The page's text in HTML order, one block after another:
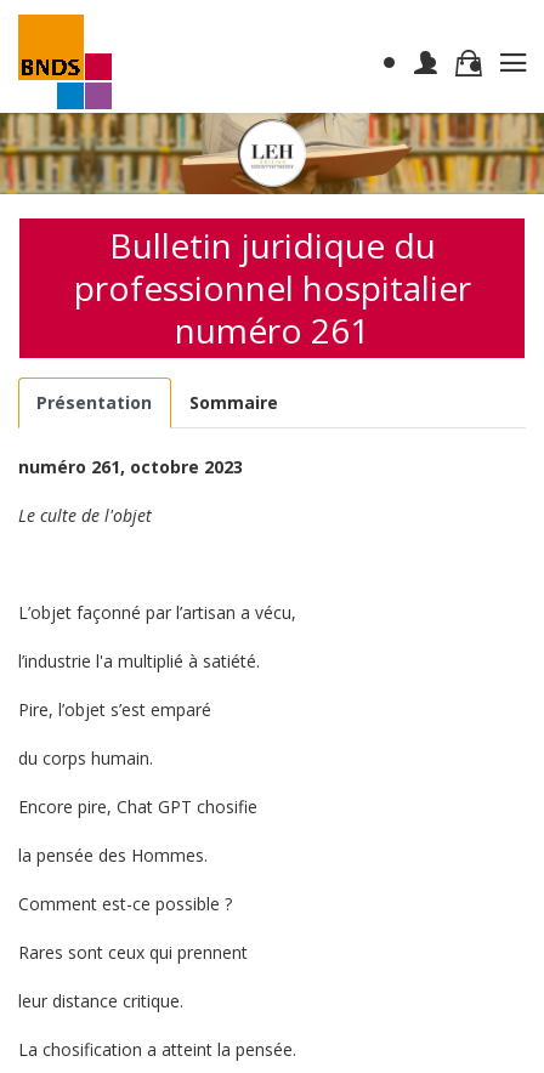
Bulletin juridique du
professionnel hospitalier
numéro 261
Présentation Sommaire
numéro 261, octobre 2023
Le culte de l'objet
L’objet façonné par l’artisan a vécu,
l’industrie l'a multiplié à satiété.
Pire, l’objet s’est emparé
du corps humain.
Encore pire, Chat GPT chosifie
la pensée des Hommes.
Comment est-ce possible ?
Rares sont ceux qui prennent
leur distance critique.
La chosification a atteint la pensée.